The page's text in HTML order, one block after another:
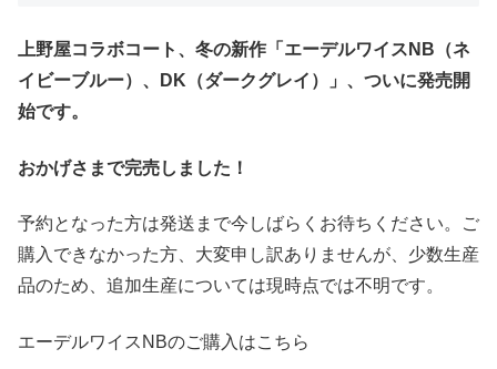
上野屋コラボコート、冬の新作「エーデルワイスNB（ネ
イビーブルー）、DK（ダークグレイ）」、ついに発売開
始です。
おかげさまで完売しました！
予約となった方は発送まで今しばらくお待ちください。ご
購入できなかった方、大変申し訳ありませんが、少数生産
品のため、追加生産については現時点では不明です。
エーデルワイスNBのご購入はこちら